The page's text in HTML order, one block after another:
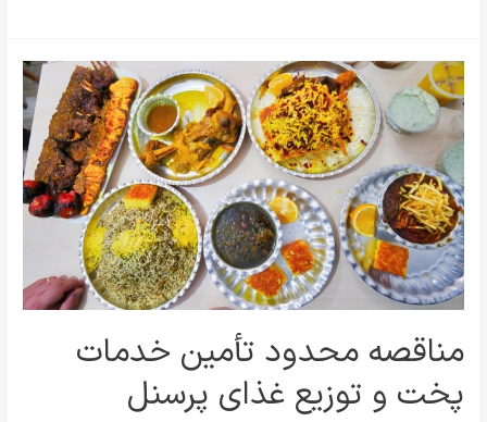
مناقصه محدود تأمین خدمات
پخت و توزیع غذای پرسنل